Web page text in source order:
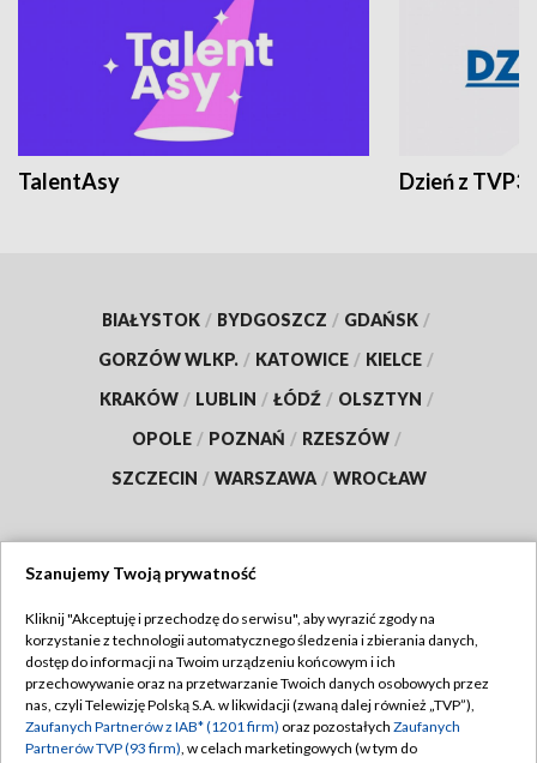
TalentAsy Dzień z TVP3
BIAŁYSTOK / BYDGOSZCZ / GDAŃSK /
GORZÓW WLKP. / KATOWICE / KIELCE /
KRAKÓW / LUBLIN / ŁÓDŹ / OLSZTYN /
OPOLE / POZNAŃ / RZESZÓW /
SZCZECIN / WARSZAWA / WROCŁAW
TVP
Abonament TVP
Emisja w TVP
Regulamin TVP
Polityka prywatności
Szanujemy Twoją prywatność
Kliknij "Akceptuję i przechodzę do serwisu", aby wyrazić zgody na
korzystanie z technologii automatycznego śledzenia i zbierania danych,
dostęp do informacji na Twoim urządzeniu końcowym i ich
przechowywanie oraz na przetwarzanie Twoich danych osobowych przez
nas, czyli Telewizję Polską S.A. w likwidacji (zwaną dalej również „TVP”),
Zaufanych Partnerów z IAB* (1201 firm) oraz pozostałych Zaufanych
Partnerów TVP (93 firm), w celach marketingowych (w tym do